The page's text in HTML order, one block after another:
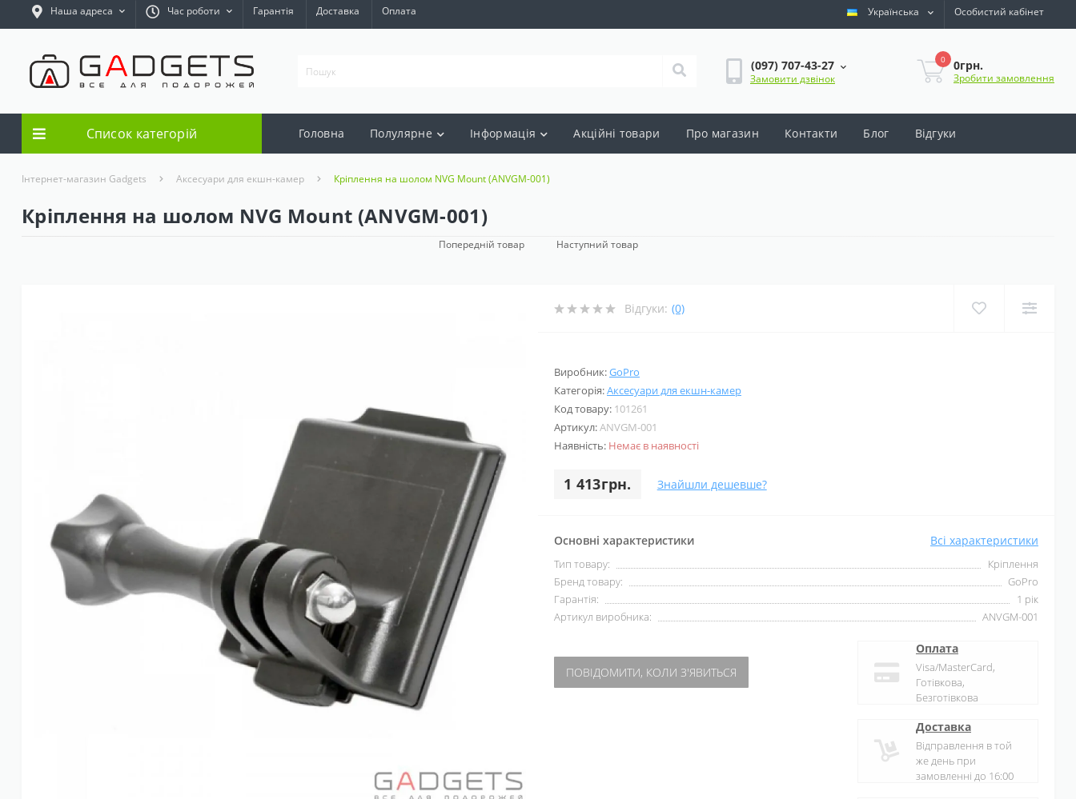
Наша адреса Час роботи Гарантія Доставка Оплата Українська Особистий кабінет
(097) 707-43-27
Замовити дзвінок
0 0грн.
Зробити замовлення
Список категорій Головна Полулярне Інформація Акцiйнi товари Про магазин Контакти Блог Відгуки
Інтернет-магазин Gadgets Аксесуари для екшн-камер Кріплення на шолом NVG Mount (ANVGM-001)
Кріплення на шолом NVG Mount (ANVGM-001)
Попередній товар Наступний товар
Відгуки: (0)
Виробник:GoPro
Категорія:Аксесуари для екшн-камер
Код товару: 101261
Артикул:ANVGM-001
Наявність: Немає в наявності
1 413грн. Знайшли дешевше?
Основні характеристики Всі характеристики
Тип товару:
Кріплення
Бренд товару:
GoPro
Гарантія:
1 рік
Артикул виробника:
ANVGM-001
ПОВІДОМИТИ, КОЛИ З'ЯВИТЬСЯ
Оплата
Visa/MasterCard,
Готівкова,
Безготівкова
Доставка
Відправлення в той
же день при
замовленні до 16:00